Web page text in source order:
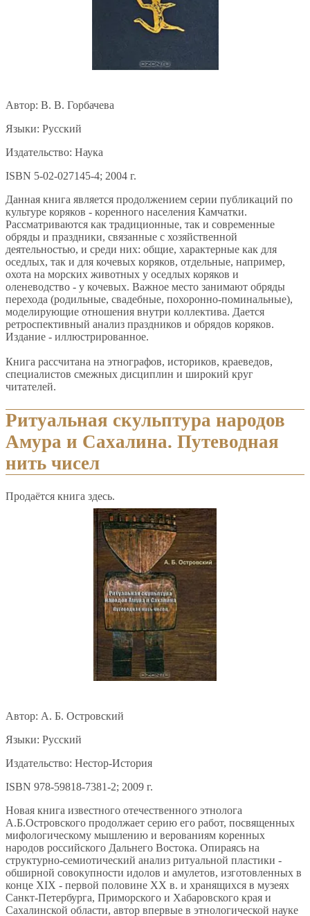
Автор: В. В. Горбачева
Языки: Русский
Издательство: Наука
ISBN 5-02-027145-4; 2004 г.
Данная книга является продолжением серии публикаций по
культуре коряков - коренного населения Камчатки.
Рассматриваются как традиционные, так и современные
обряды и праздники, связанные с хозяйственной
деятельностью, и среди них: общие, характерные как для
оседлых, так и для кочевых коряков, отдельные, например,
охота на морских животных у оседлых коряков и
оленеводство - у кочевых. Важное место занимают обряды
перехода (родильные, свадебные, похоронно-поминальные),
моделирующие отношения внутри коллектива. Дается
ретроспективный анализ праздников и обрядов коряков.
Издание - иллюстрированное.
Книга рассчитана на этнографов, историков, краеведов,
специалистов смежных дисциплин и широкий круг
читателей.
Ритуальная скульптура народов
Амура и Сахалина. Путеводная
нить чисел
Продаётся книга здесь.
Автор: А. Б. Островский
Языки: Русский
Издательство: Нестор-История
ISBN 978-59818-7381-2; 2009 г.
Новая книга известного отечественного этнолога
А.Б.Островского продолжает серию его работ, посвященных
мифологическому мышлению и верованиям коренных
народов российского Дальнего Востока. Опираясь на
структурно-семиотический анализ ритуальной пластики -
обширной совокупности идолов и амулетов, изготовленных в
конце XIX - первой половине XX в. и хранящихся в музеях
Санкт-Петербурга, Приморского и Хабаровского края и
Сахалинской области, автор впервые в этнологической науке